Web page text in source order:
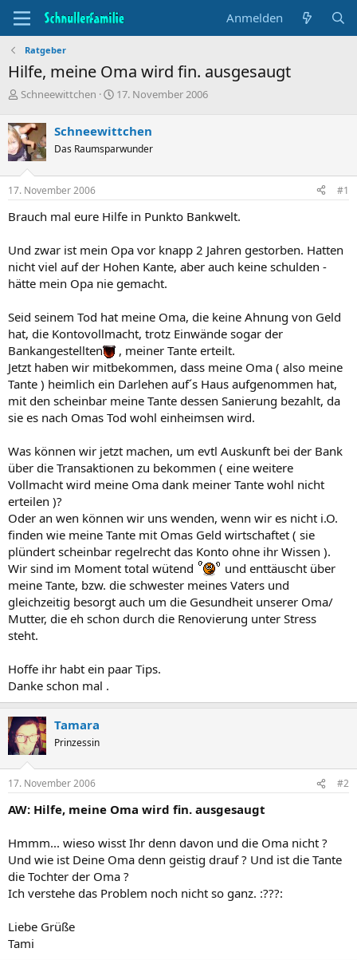
Anmelden
Ratgeber
Hilfe, meine Oma wird fin. ausgesaugt
T
e
m
e
n
s
t
r
e
r
Schneewittchen
B
i
n
d
u
17. November 2006
Schneewittchen
Das Raumsparwunder
17. November 2006 #1
Brauch mal eure Hilfe in Punkto Bankwelt.
Und zwar ist mein Opa vor knapp 2 Jahren gestorben. Hatten
nicht viel auf der Hohen Kante, aber auch keine schulden -
hätte mein Opa nie gemacht.
Seid seinem Tod hat meine Oma, die keine Ahnung von Geld
hat, die Kontovollmacht, trotz Einwände sogar der
Bankangestellten
, meiner Tante erteilt.
Jetzt haben wir mitbekommen, dass meine Oma ( also meine
Tante ) heimlich ein Darlehen auf´s Haus aufgenommen hat,
mit den scheinbar meine Tante dessen Sanierung bezahlt, da
sie es nach Omas Tod wohl einheimsen wird.
Was können wir jetzt machen, um evtl Auskunft bei der Bank
über die Transaktionen zu bekommen ( eine weitere
Vollmacht wird meine Oma dank meiner Tante wohl nicht
erteilen )?
Oder an wen können wir uns wenden, wenn wir es nicht i.O.
finden wie meine Tante mit Omas Geld wirtschaftet ( sie
plündert scheinbar regelrecht das Konto ohne ihr Wissen ).
Wir sind im Moment total wütend
und enttäuscht über
meine Tante, bzw. die schwester meines Vaters und
gleichzeitig besorgt auch um die Gesundheit unserer Oma/
Mutter, die eh schon durch die Renovierung unter Stress
steht.
Hoffe ihr habt ein paar Tips.
Danke schon mal .
Tamara
Prinzessin
17. November 2006 #2
AW: Hilfe, meine Oma wird fin. ausgesaugt
Hmmm... wieso wisst Ihr denn davon und die Oma nicht ?
Und wie ist Deine Oma denn geistig drauf ? Und ist die Tante
die Tochter der Oma ?
Ich verstehe das Problem noch nicht so ganz. :???:
Liebe Grüße
Tami